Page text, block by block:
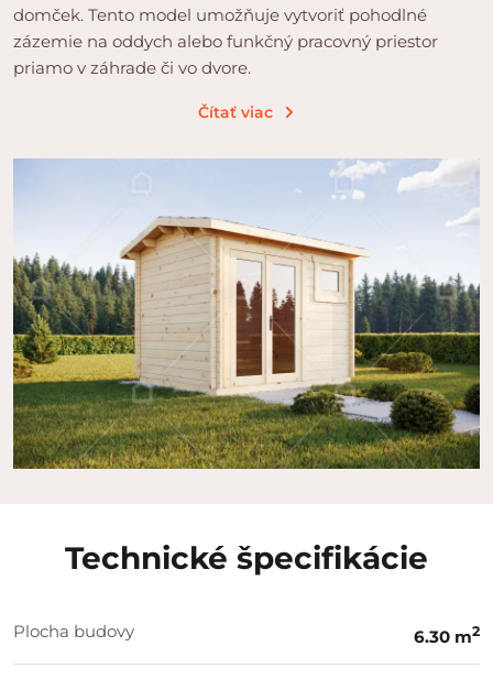
domček. Tento model umožňuje vytvoriť pohodlné
zázemie na oddych alebo funkčný pracovný priestor
priamo v záhrade či vo dvore.
Čítať viac
Technické špecifikácie
Plocha budovy 6.30 m2